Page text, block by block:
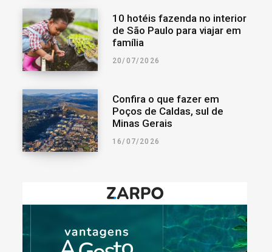
10 hotéis fazenda no interior
de São Paulo para viajar em
família
20/07/2026
Confira o que fazer em
Poços de Caldas, sul de
Minas Gerais
16/07/2026